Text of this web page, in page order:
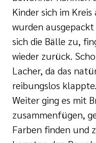
Kinder sich im
wurden
sich die Bälle zu,
wieder zurück.
Lacher, da das
reibungslos klappte.
Weiter ging es mit
zusammenfügen,
Farben finden und